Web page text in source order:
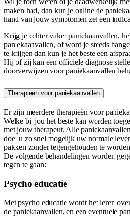
Wil je toch weten of je daadwerkelijk
maken had, dan kun je online de
hand van jouw symptomen zel een
Krijg je echter vaker paniekaanvallen,
paniekaanvallen, of word je steeds
te krijgen dan kun je het beste een
Hij of zij kan een officiele diagnose
doorverwijzen voor paniekaanvallen
Therapieën voor paniekaanvallen
Er zijn meerdere therapieën voor
Welke bij jou het beste kan worden
met jouw therapeut. Alle
doel u zo snel mogelijk uw normale
pakken zonder tegengehouden te
De volgende behandelingen worden
tegen te gaan:
Psycho educatie
Met psycho educatie wordt het leren
de paniekaanvallen, en een eventuele